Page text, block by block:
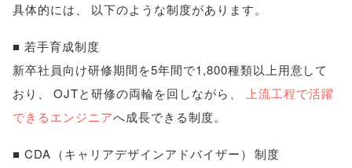
具体的には、 以下のような制度があります。
■ 若手育成制度
新卒社員向け研修期間を5年間で1,800種類以上用意して
おり 、 OJTと研修の両輪を回しながら 、
上流工程で活躍
できるエンジニアへ成長できる制度。
■ CDA （キャリアデザインアドバイザー） 制度